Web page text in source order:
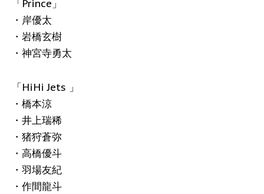
「Prince」
・岸優太
・岩橋玄樹
・神宮寺勇太
「HiHi Jets 」
・橋本涼
・井上瑞稀
・猪狩蒼弥
・高橋優斗
・羽場友紀
・作間龍斗